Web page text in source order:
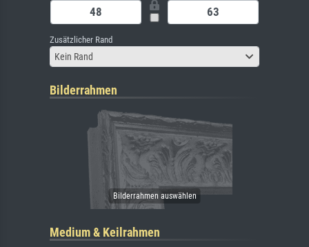
Zusätzlicher Rand
Kein Rand
Bilderrahmen
Medium & Keilrahmen